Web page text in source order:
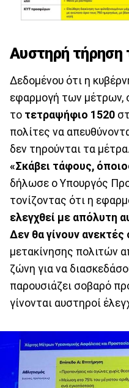
Αυστηρή
Δεδομένου ότι η
εφαρμογή των μέτρων,
το τετραψήφιο 1520
πολίτες να
δεν τηρούνται τα μέτρα.
«Σκάβει τάφους,
δήλωσε ο Υπουργός
τονίζοντας ότι η
ελεγχθεί με απόλυτη
Δεν θα γίνουν
μετακίνησης πολιτών
ζώνη για να
παρουσιάζει σοβαρό
γίνονται αυστηροί